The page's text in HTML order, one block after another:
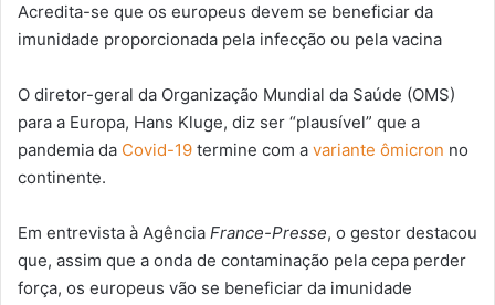
Acredita-se que os europeus devem se beneficiar da
imunidade proporcionada pela infecção ou pela vacina
O diretor-geral da Organização Mundial da Saúde (OMS)
para a Europa, Hans Kluge, diz ser “plausível” que a
pandemia da Covid-19 termine com a variante ômicron no
continente.
Em entrevista à Agência France-Presse, o gestor destacou
que, assim que a onda de contaminação pela cepa perder
força, os europeus vão se beneficiar da imunidade